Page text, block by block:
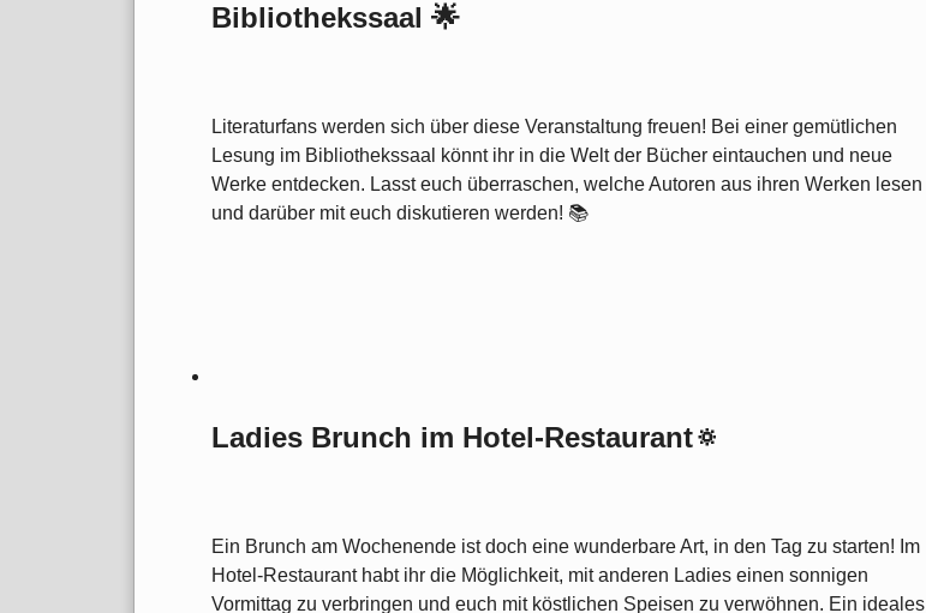
Bibliothekssaal 🌟
Literaturfans werden sich über diese Veranstaltung freuen! Bei einer gemütlichen
Lesung im Bibliothekssaal könnt ihr in die Welt der Bücher eintauchen und neue
Werke entdecken. Lasst euch überraschen, welche Autoren aus ihren Werken lesen
und darüber mit euch diskutieren werden! 📚
Ladies Brunch im Hotel-Restaurant🔅
Ein Brunch am Wochenende ist doch eine wunderbare Art, in den Tag zu starten! Im
Hotel-Restaurant habt ihr die Möglichkeit, mit anderen Ladies einen sonnigen
Vormittag zu verbringen und euch mit köstlichen Speisen zu verwöhnen. Ein ideales